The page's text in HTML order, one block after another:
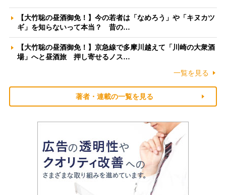
【大竹聡の昼酒御免！】今の若者は「なめろう」や「キヌカツ
ギ」を知らないって本当？ 昔の…
【大竹聡の昼酒御免！】京急線で多摩川越えて「川崎の大衆酒
場」へと昼酒旅 押し寄せるノス…
一覧を見る
著者・連載の一覧を見る